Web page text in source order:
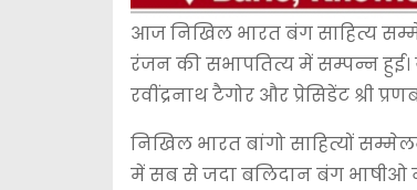
आज निखिल भारत बंग साहित्य
रंजन की सभापतित्य में सम्पन्न
रवींद्रनाथ टैगोर और प्रेसिडेंट श्री
निखिल भारत बांगो साहित्यों
में सब से जदा बलिदान बंग भाषीओ